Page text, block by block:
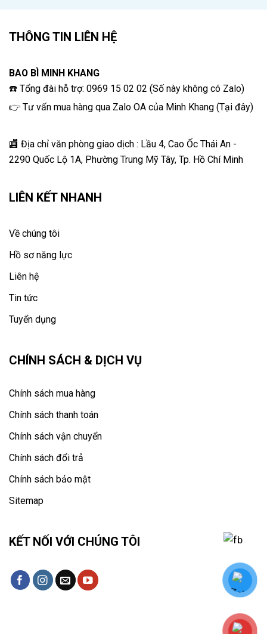
THÔNG TIN LIÊN HỆ
BAO BÌ MINH KHANG
☎️ Tổng đài hỗ trợ: 0969 15 02 02 (Số này không có Zalo)
👉 Tư vấn mua hàng qua Zalo OA của Minh Khang (Tại đây)
🏬 Địa chỉ văn phòng giao dịch : Lầu 4, Cao Ốc Thái An -
2290 Quốc Lộ 1A, Phường Trung Mỹ Tây, Tp. Hồ Chí Minh
LIÊN KẾT NHANH
Về chúng tôi
Hồ sơ năng lực
Liên hệ
Tin tức
Tuyển dụng
CHÍNH SÁCH & DỊCH VỤ
Chính sách mua hàng
Chính sách thanh toán
Chính sách vận chuyển
Chính sách đổi trả
Chính sách bảo mật
Sitemap
KẾT NỐI VỚI CHÚNG TÔI